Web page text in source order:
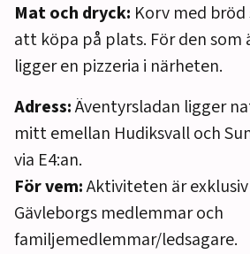
Mat och dryck: Korv med
att köpa på plats. För den som
ligger en pizzeria i närheten.
Adress:Äventyrsladan ligger
mitt emellan Hudiksvall och
via E4:an.
För vem:Aktiviteten är
Gävleborgs medlemmar och
familjemedlemmar/ledsagare.